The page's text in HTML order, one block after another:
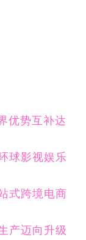
优势互补达
球影视娱乐
式跨境电商
产迈向升级